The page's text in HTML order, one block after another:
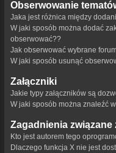
Obserwowanie
Jaka jest różnica między
W jaki sposób można dodać
obserwować??
Jak obserwować wybrane
W jaki sposób usunąć
Załączniki
Jakie typy załączników są
W jaki sposób można znaleźć
Zagadnienia związane
Kto jest autorem tego
Dlaczego funkcja X nie jest